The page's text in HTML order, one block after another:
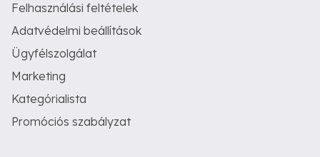
Felhasználási feltételek
Adatvédelmi beállítások
Ügyfélszolgálat
Marketing
Kategórialista
Promóciós szabályzat